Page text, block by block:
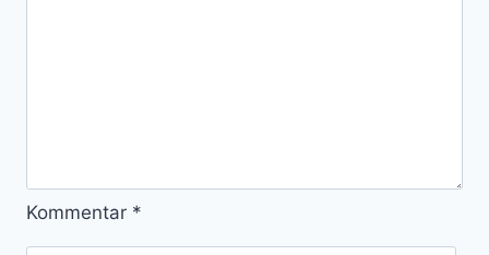
Kommentar *